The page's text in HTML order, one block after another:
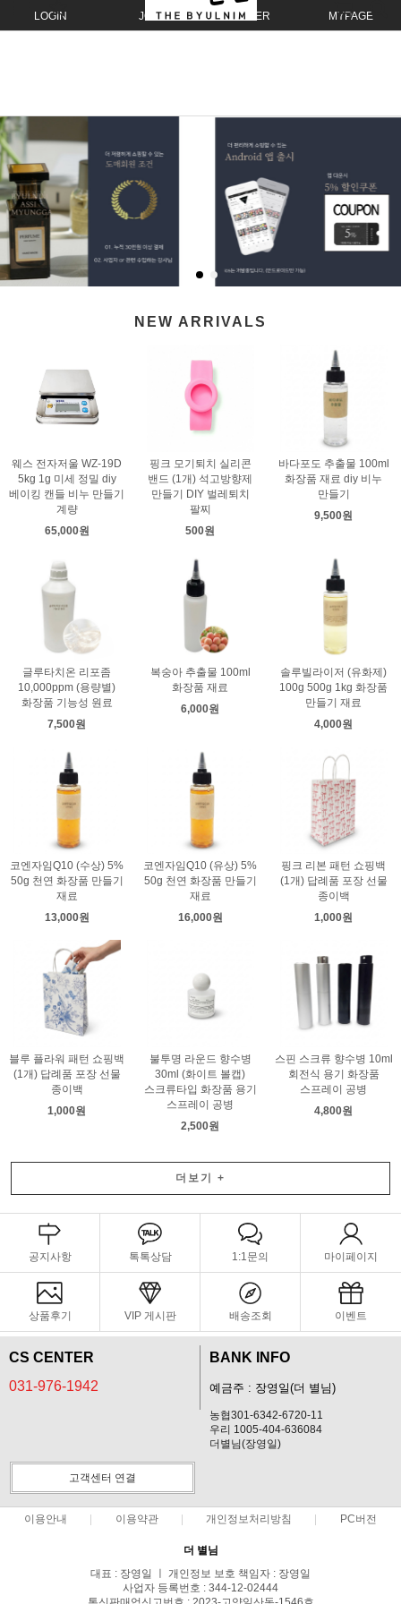
LOGIN JOIN ORDER MYPAGE
NEW ARRIVALS
웨스 전자저울 WZ-19D
5kg 1g 미세 정밀 diy
베이킹 캔들 비누 만들기
계량
65,000원
핑크 모기퇴치 실리콘
밴드 (1개) 석고방향제
만들기 DIY 벌레퇴치
팔찌
500원
바다포도 추출물 100ml
화장품 재료 diy 비누
만들기
9,500원
글루타치온 리포좀
10,000ppm (용량별)
화장품 기능성 원료
7,500원
복숭아 추출물 100ml
화장품 재료
6,000원
솔루빌라이저 (유화제)
100g 500g 1kg 화장품
만들기 재료
4,000원
코엔자임Q10 (수상) 5%
50g 천연 화장품 만들기
재료
13,000원
코엔자임Q10 (유상) 5%
50g 천연 화장품 만들기
재료
16,000원
핑크 리본 패턴 쇼핑백
(1개) 답례품 포장 선물
종이백
1,000원
블루 플라워 패턴 쇼핑백
(1개) 답례품 포장 선물
종이백
1,000원
불투명 라운드 향수병
30ml (화이트 볼캡)
스크류타입 화장품 용기
스프레이 공병
2,500원
스핀 스크류 향수병 10ml
회전식 용기 화장품
스프레이 공병
4,800원
더보기 +
공지사항 톡톡상담 1:1문의 마이페이지
상품후기 VIP 게시판 배송조회 이벤트
CS CENTER
031-976-1942
BANK INFO
예금주 : 장영일(더 별님)
농협301-6342-6720-11
우리 1005-404-636084
더별님(장영일)
고객센터 연결
이용안내 이용약관 개인정보처리방침 PC버전
더 별님
대표 : 장영일 ㅣ 개인정보 보호 책임자 : 장영일
사업자 등록번호 : 344-12-02444